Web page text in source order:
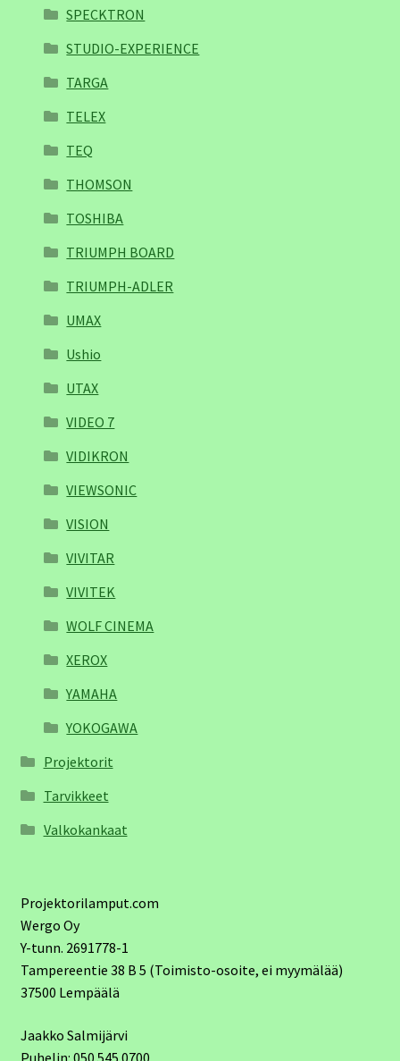
SPECKTRON
STUDIO-EXPERIENCE
TARGA
TELEX
TEQ
THOMSON
TOSHIBA
TRIUMPH BOARD
TRIUMPH-ADLER
UMAX
Ushio
UTAX
VIDEO 7
VIDIKRON
VIEWSONIC
VISION
VIVITAR
VIVITEK
WOLF CINEMA
XEROX
YAMAHA
YOKOGAWA
Projektorit
Tarvikkeet
Valkokankaat
Projektorilamput.com
Wergo Oy
Y-tunn. 2691778-1
Tampereentie 38 B 5 (Toimisto-osoite, ei myymälää)
37500 Lempäälä
Jaakko Salmijärvi